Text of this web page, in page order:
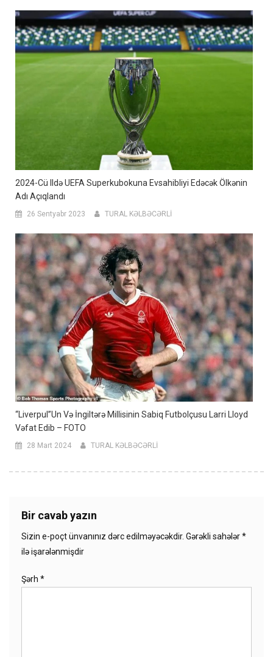
2024-Cü Ildə UEFA Superkubokuna Evsahibliyi Edəcək Ölkənin
Adı Açıqlandı
26 Sentyabr 2023 TURAL KƏLBƏCƏRLİ
“Liverpul”un Və İngiltərə Millisinin Sabiq Futbolçusu Larri Lloyd
Vəfat Edib – FOTO
28 Mart 2024 TURAL KƏLBƏCƏRLİ
Bir cavab yazın
Sizin e-poçt ünvanınız dərc edilməyəcəkdir. Gərəkli sahələr*
ilə işarələnmişdir
Şərh *